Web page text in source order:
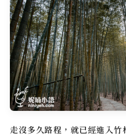
走沒多久路程，就已經進入竹